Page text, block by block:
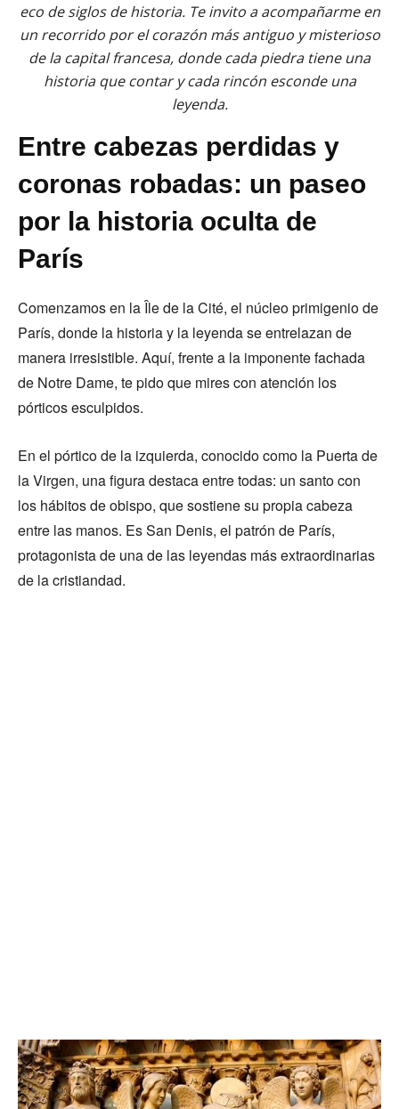
eco de siglos de historia. Te invito a acompañarme en
un recorrido por el corazón más antiguo y misterioso
de la capital francesa, donde cada piedra tiene una
historia que contar y cada rincón esconde una
leyenda.
Entre cabezas perdidas y
coronas robadas: un paseo
por la historia oculta de
París
Comenzamos en la Île de la Cité, el núcleo primigenio de
París, donde la historia y la leyenda se entrelazan de
manera irresistible. Aquí, frente a la imponente fachada
de Notre Dame, te pido que mires con atención los
pórticos esculpidos.
En el pórtico de la izquierda, conocido como la Puerta de
la Virgen, una figura destaca entre todas: un santo con
los hábitos de obispo, que sostiene su propia cabeza
entre las manos. Es San Denis, el patrón de París,
protagonista de una de las leyendas más extraordinarias
de la cristiandad.